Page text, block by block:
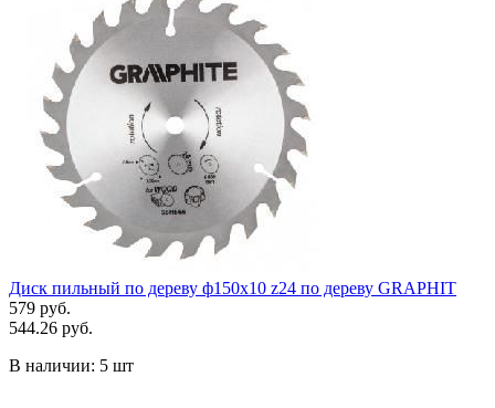
Диск пильный по дереву ф150x10 z24 по дереву GRAPHIT
579 руб.
544.26 руб.
В наличии: 5 шт